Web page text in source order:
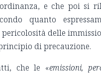
e che poi si
quanto
delle
di precauzione.
che le «emissioni,